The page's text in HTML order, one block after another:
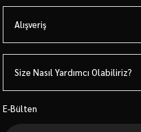
Alışveriş
Size Nasıl Yardımcı Olabiliriz?
E-Bülten